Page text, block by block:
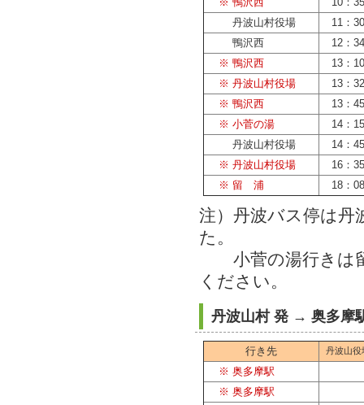
丹波山村役場
11：30
鴨沢西
12：34
※ 鴨沢西
13：10
※ 丹波山村役場
13：32
※ 鴨沢西
13：45
※ 小菅の湯
14：15
丹波山村役場
14：45
※ 丹波山村役場
16：35
※ 留 浦
18：08
注）丹波バス停は丹
た
小菅の湯行きは留
ください。
丹波山村 発 → 奥多摩
行き先 丹波山役
※ 奥多摩駅
※ 奥多摩駅